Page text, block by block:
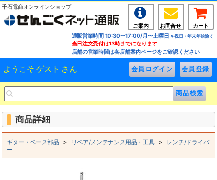
千石電商オンラインショップ
ご案内 お問合せ
カート
通販営業時間 10:30〜17:00/月〜土曜日 ※祝日・年末年始除く
当日注文受付は13時までになります
店舗の営業時間は各店舗案内ページをご確認ください
ようこそ ゲスト さん
商品詳細
ギター・ベース部品 > リペア/メンテナンス用品・工具 > レンチ/ドライバ
ー